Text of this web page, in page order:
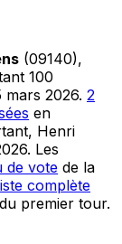
(09140),
100
mars 2026. 2
en
Henri
Les
de vote de la
complète
premier tour.